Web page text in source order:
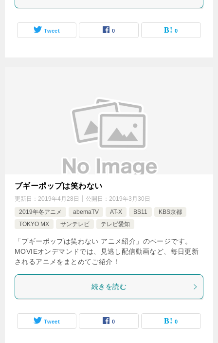
Tweet 0 0
ブギーポップは笑わない
更新日： 2019年4月28日 公開日： 2019年3月30日
2019年冬アニメ
abemaTV AT-X BS11
KBS京都
TOKYO MX
サンテレビ テレビ愛知
「ブギーポップは笑わない アニメ紹介」のページです。
MOVIEオンデマンドでは、見逃し配信動画など、毎日更新
されるアニメをまとめてご紹介！
続きを読む
Tweet 0 0